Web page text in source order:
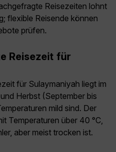
Reisezeiten lohnt
flexible Reisende können
prüfen.
Reisezeit für
für Sulaymaniyah liegt im
Herbst (September bis
mild sind. Der
Temperaturen über 40 °C,
aber meist trocken ist.